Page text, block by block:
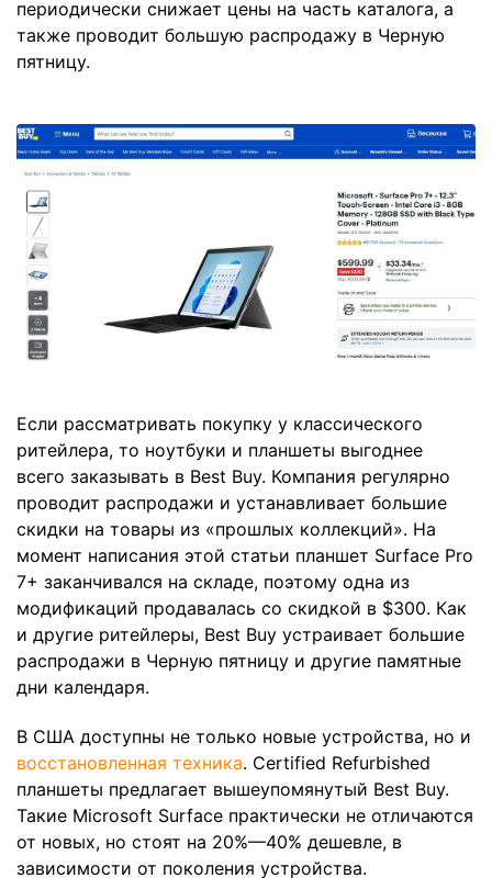
периодически снижает цены на часть каталога, а
также проводит большую распродажу в Черную
пятницу.
Если рассматривать покупку у классического
ритейлера, то ноутбуки и планшеты выгоднее
всего заказывать в Best Buy. Компания регулярно
проводит распродажи и устанавливает большие
скидки на товары из «прошлых коллекций». На
момент написания этой статьи планшет Surface Pro
7+ заканчивался на складе, поэтому одна из
модификаций продавалась со скидкой в $300. Как
и другие ритейлеры, Best Buy устраивает большие
распродажи в Черную пятницу и другие памятные
дни календаря.
В США доступны не только новые устройства, но и
восстановленная техника. Certified Refurbished
планшеты предлагает вышеупомянутый Best Buy.
Такие Microsoft Surface практически не отличаются
от новых, но стоят на 20%—40% дешевле, в
зависимости от поколения устройства.